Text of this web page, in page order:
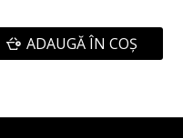
ADAUGĂ ÎN COŞ